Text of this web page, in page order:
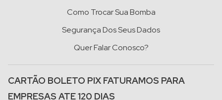
Como Trocar Sua Bomba
Segurança Dos Seus Dados
Quer Falar Conosco?
CARTÃO BOLETO PIX FATURAMOS PARA
EMPRESAS ATE 120 DIAS